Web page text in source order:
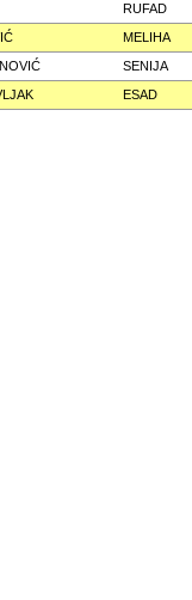
RUFAD
MELIHA
SENIJA
ESAD